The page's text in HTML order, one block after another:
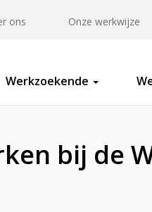
ons Onze werkwijze
Werkzoekende
bij de